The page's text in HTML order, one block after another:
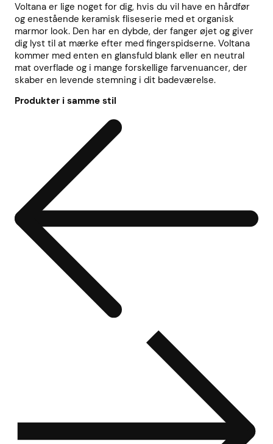
Voltana er lige noget for dig, hvis du vil have en hårdfør
og enestående keramisk fliseserie med et organisk
marmor look. Den har en dybde, der fanger øjet og giver
dig lyst til at mærke efter med fingerspidserne. Voltana
kommer med enten en glansfuld blank eller en neutral
mat overflade og i mange forskellige farvenuancer, der
skaber en levende stemning i dit badeværelse.
Produkter i samme stil